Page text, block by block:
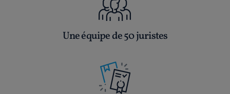
Une équipe de 50 juristes